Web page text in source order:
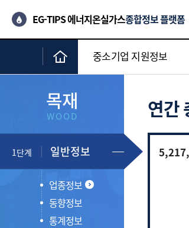
EG-TIPS 에너지온실가스종합정보 플랫폼
중소기업 지원정보
목재
WOOD
1단계 일반정보
업종정보
동향정보
통계정보
연간
Pie